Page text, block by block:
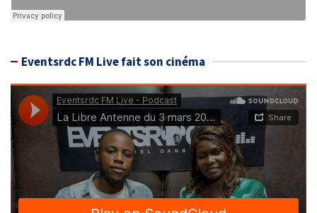
Eventsrdc FM Live fait son cinéma